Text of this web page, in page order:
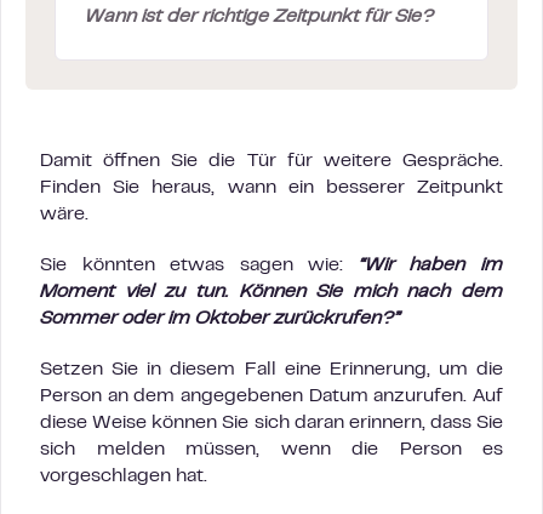
Wann ist der richtige Zeitpunkt für Sie?
Damit öffnen Sie die Tür für weitere Gespräche.
Finden Sie heraus, wann ein besserer Zeitpunkt
wäre.
Sie könnten etwas sagen wie: “Wir haben im
Moment viel zu tun. Können Sie mich nach dem
Sommer oder im Oktober zurückrufen?”
Setzen Sie in diesem Fall eine Erinnerung, um die
Person an dem angegebenen Datum anzurufen. Auf
diese Weise können Sie sich daran erinnern, dass Sie
sich melden müssen, wenn die Person es
vorgeschlagen hat.